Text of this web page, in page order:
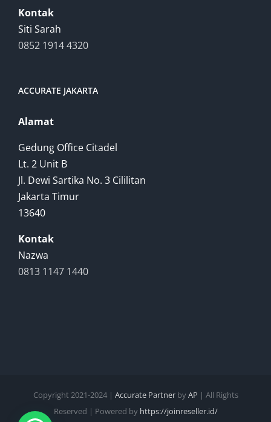
Kontak
Siti Sarah
0852 1914 4320
ACCURATE JAKARTA
Alamat
Gedung Office Citadel
Lt. 2 Unit B
Jl. Dewi Sartika No. 3 Cililitan
Jakarta Timur
13640
Kontak
Nazwa
0813 1147 1440
Copyright 2021-2024 | Accurate PartnerbyAP | All Rights
Reserved | Powered by https://joinreseller.id/